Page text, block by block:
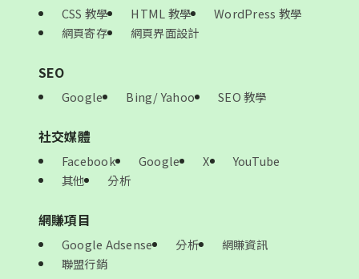
CSS 教學 HTML 教學
WordPress 教學
網頁寄存
網頁界面設計
SEO
Google Bing/ Yahoo SEO 教學
社交媒體
Facebook Google X
YouTube
其他
分析
網賺項目
Google Adsense 分析
網賺資訊
聯盟行銷